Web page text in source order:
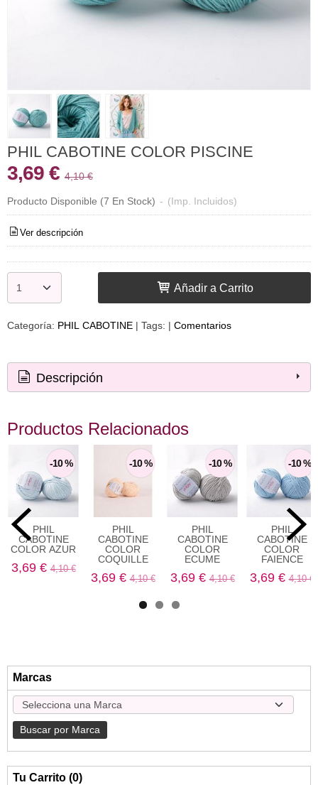
Marcas
Tu Carrito (0)
PHIL CABOTINE COLOR PISCINE
3,69 € 4,10 €
Producto Disponible (7 En Stock) - (Imp. Incluidos)
Ver descripción
Añadir a Carrito
Categoría: PHIL CABOTINE | Tags: | Comentarios
Descripción
Productos Relacionados
-10 %
PHIL
CABOTINE
COLOR AZUR
3,69 €4,10 €
-10 %
PHIL
CABOTINE
COLOR
COQUILLE
3,69 €4,10 €
-10 %
PHIL
CABOTINE
COLOR
ECUME
3,69 €4,10 €
-10 %
PHIL
CABOTINE
COLOR
FAIENCE
3,69 €4,10 €